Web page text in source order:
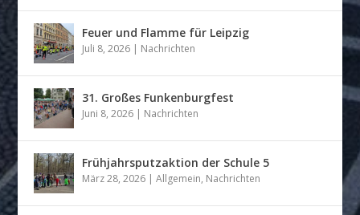
Feuer und Flamme für Leipzig
Juli 8, 2026 | Nachrichten
31. Großes Funkenburgfest
Juni 8, 2026 | Nachrichten
Frühjahrsputzaktion der Schule 5
März 28, 2026 |Allgemein, Nachrichten